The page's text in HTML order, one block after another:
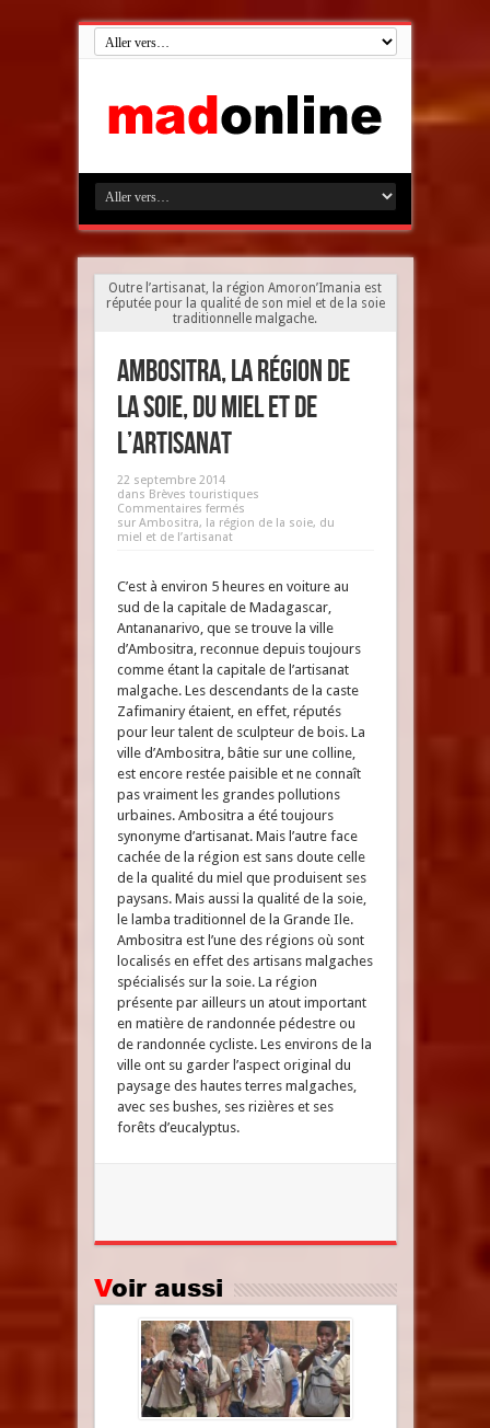
Outre l’artisanat, la région Amoron’Imania est
réputée pour la qualité de son miel et de la soie
traditionnelle malgache.
Ambositra, la région de
la soie, du miel et de
l’artisanat
22 septembre 2014
dans Brèves touristiques
Commentaires fermés
sur Ambositra, la région de la soie, du
miel et de l’artisanat
C’est à environ 5 heures en voiture au
sud de la capitale de Madagascar,
Antananarivo, que se trouve la ville
d’Ambositra, reconnue depuis toujours
comme étant la capitale de l’artisanat
malgache. Les descendants de la caste
Zafimaniry étaient, en effet, réputés
pour leur talent de sculpteur de bois. La
ville d’Ambositra, bâtie sur une colline,
est encore restée paisible et ne connaît
pas vraiment les grandes pollutions
urbaines. Ambositra a été toujours
synonyme d’artisanat. Mais l’autre face
cachée de la région est sans doute celle
de la qualité du miel que produisent ses
paysans. Mais aussi la qualité de la soie,
le lamba traditionnel de la Grande Ile.
Ambositra est l’une des régions où sont
localisés en effet des artisans malgaches
spécialisés sur la soie. La région
présente par ailleurs un atout important
en matière de randonnée pédestre ou
de randonnée cycliste. Les environs de la
ville ont su garder l’aspect original du
paysage des hautes terres malgaches,
avec ses bushes, ses rizières et ses
forêts d’eucalyptus.
Voir aussi